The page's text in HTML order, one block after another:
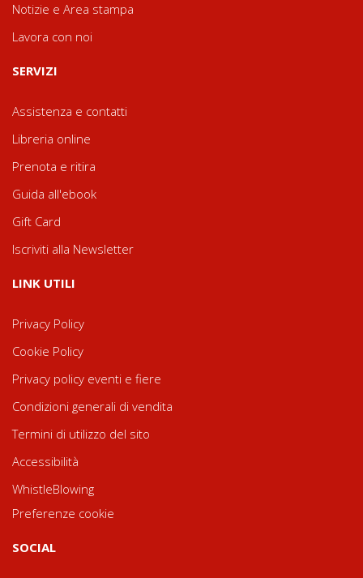
Notizie e Area stampa
Lavora con noi
SERVIZI
Assistenza e contatti
Libreria online
Prenota e ritira
Guida all'ebook
Gift Card
Iscriviti alla Newsletter
LINK UTILI
Privacy Policy
Cookie Policy
Privacy policy eventi e fiere
Condizioni generali di vendita
Termini di utilizzo del sito
Accessibilità
WhistleBlowing
Preferenze cookie
SOCIAL